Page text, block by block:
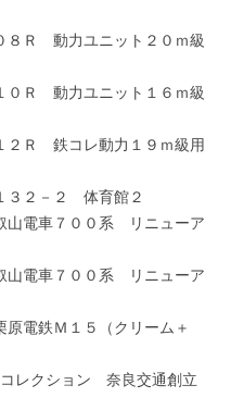
８Ｒ 動力ユニット２０ｍ級
０Ｒ 動力ユニット１６ｍ級
２Ｒ 鉄コレ動力１９ｍ級用
３２－２ 体育館２
山電車７００系 リニューア
山電車７００系 リニューア
電鉄Ｍ１５（クリーム＋
レクション 奈良交通創立